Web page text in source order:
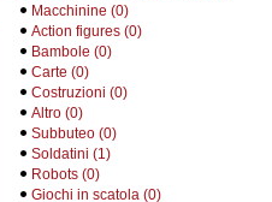
Macchinine (0)
Action figures (0)
Bambole (0)
Carte (0)
Costruzioni (0)
Altro (0)
Subbuteo (0)
Soldatini (1)
Robots (0)
Giochi in scatola (0)